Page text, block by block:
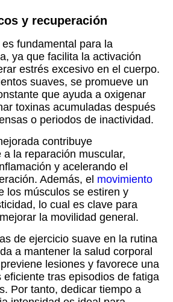
y recuperación
fundamental para la
ya que facilita la activación
estrés excesivo en el cuerpo.
suaves, se promueve un
que ayuda a oxigenar
toxinas acumuladas después
o periodos de inactividad.
contribuye
la reparación muscular,
y acelerando el
Además, el movimiento
los músculos se estiren y
lo cual es clave para
la movilidad general.
de ejercicio suave en la rutina
a mantener la salud corporal
lesiones y favorece una
eficiente tras episodios de fatiga
Por tanto, dedicar tiempo a